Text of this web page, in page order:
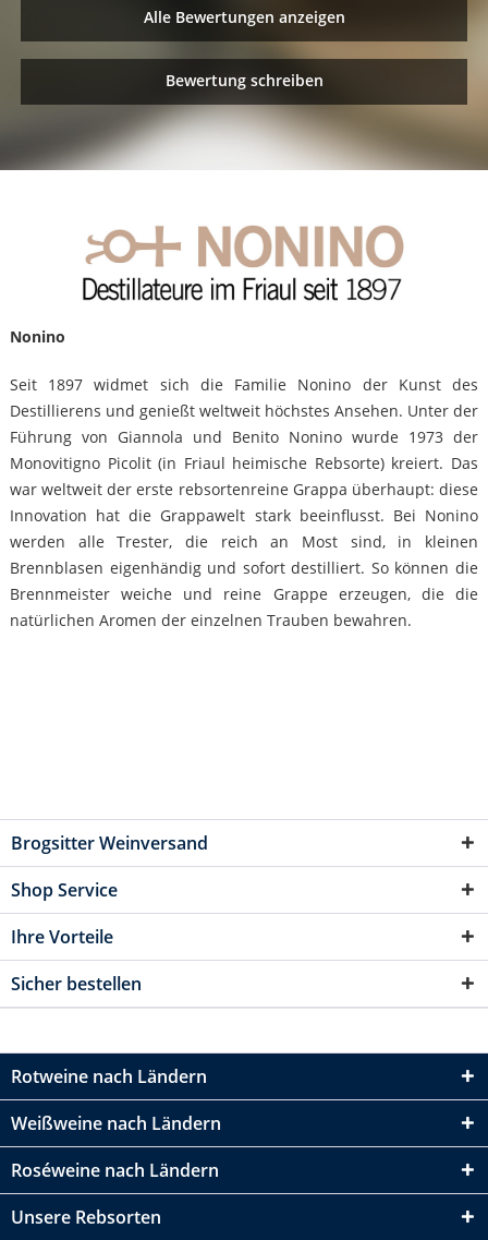
Alle Bewertungen anzeigen
Bewertung schreiben
Nonino
Seit 1897 widmet sich die Familie Nonino der Kunst des
Destillierens und genießt weltweit höchstes Ansehen. Unter der
Führung von Giannola und Benito Nonino wurde 1973 der
Monovitigno Picolit (in Friaul heimische Rebsorte) kreiert. Das
war weltweit der erste rebsortenreine Grappa überhaupt: diese
Innovation hat die Grappawelt stark beeinflusst. Bei Nonino
werden alle Trester, die reich an Most sind, in kleinen
Brennblasen eigenhändig und sofort destilliert. So können die
Brennmeister weiche und reine Grappe erzeugen, die die
natürlichen Aromen der einzelnen Trauben bewahren.
Brogsitter Weinversand
Shop Service
Ihre Vorteile
Sicher bestellen
Rotweine nach Ländern
Weißweine nach Ländern
Roséweine nach Ländern
Unsere Rebsorten